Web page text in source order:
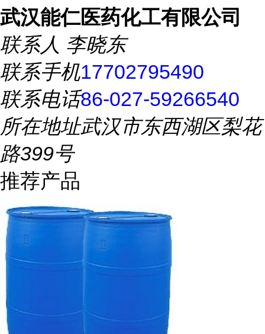
武汉能仁医药化工有限公司
联系人 李晓东
联系手机17702795490
联系电话86-027-59266540
所在地址武汉市东西湖区梨花
路399号
推荐产品